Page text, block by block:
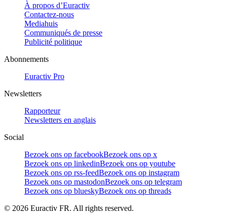
À propos d’Euractiv
Contactez-nous
Mediahuis
Communiqués de presse
Publicité politique
Abonnements
Euractiv Pro
Newsletters
Rapporteur
Newsletters en anglais
Social
Bezoek ons op facebookBezoek ons op x
Bezoek ons op linkedinBezoek ons op youtube
Bezoek ons op rss-feedBezoek ons op instagram
Bezoek ons op mastodonBezoek ons op telegram
Bezoek ons op blueskyBezoek ons op threads
© 2026 Euractiv FR. All rights reserved.